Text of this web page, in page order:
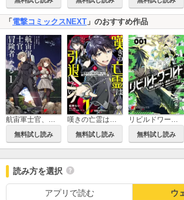
「 電撃コミックスNEXT 」のおすすめ作品
航宙軍士官、冒険者になる
無料試し読み
嘆きの亡霊は引退したい ～最弱ハンターによる最強パーティ育成術～
無料試し読み
リビルドワールド
無料試し読み
読み方を選択
アプリで読む ウ